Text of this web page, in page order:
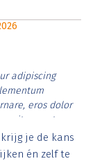
adipiscing
eros dolor
vitae erat.
rutrum lorem
posuere.
je de kans
én zelf te